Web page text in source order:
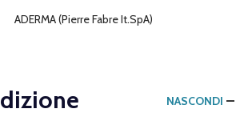
ADERMA (Pierre Fabre It.SpA)
NASCONDI